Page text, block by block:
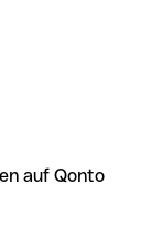
auf Qonto